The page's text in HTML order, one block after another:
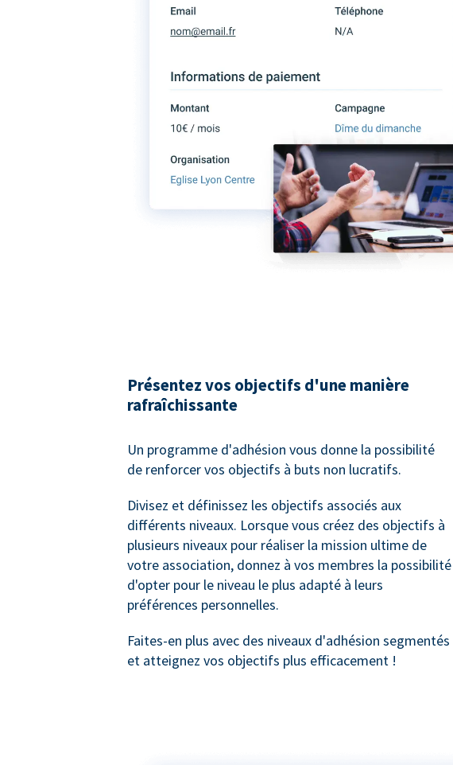
Présentez vos objectifs d'une manière
rafraîchissante
Un programme d'adhésion vous donne la possibilité
de renforcer vos objectifs à buts non lucratifs.
Divisez et définissez les objectifs associés aux
différents niveaux. Lorsque vous créez des objectifs à
plusieurs niveaux pour réaliser la mission ultime de
votre association, donnez à vos membres la possibilité
d'opter pour le niveau le plus adapté à leurs
préférences personnelles.
Faites-en plus avec des niveaux d'adhésion segmentés
et atteignez vos objectifs plus efficacement !